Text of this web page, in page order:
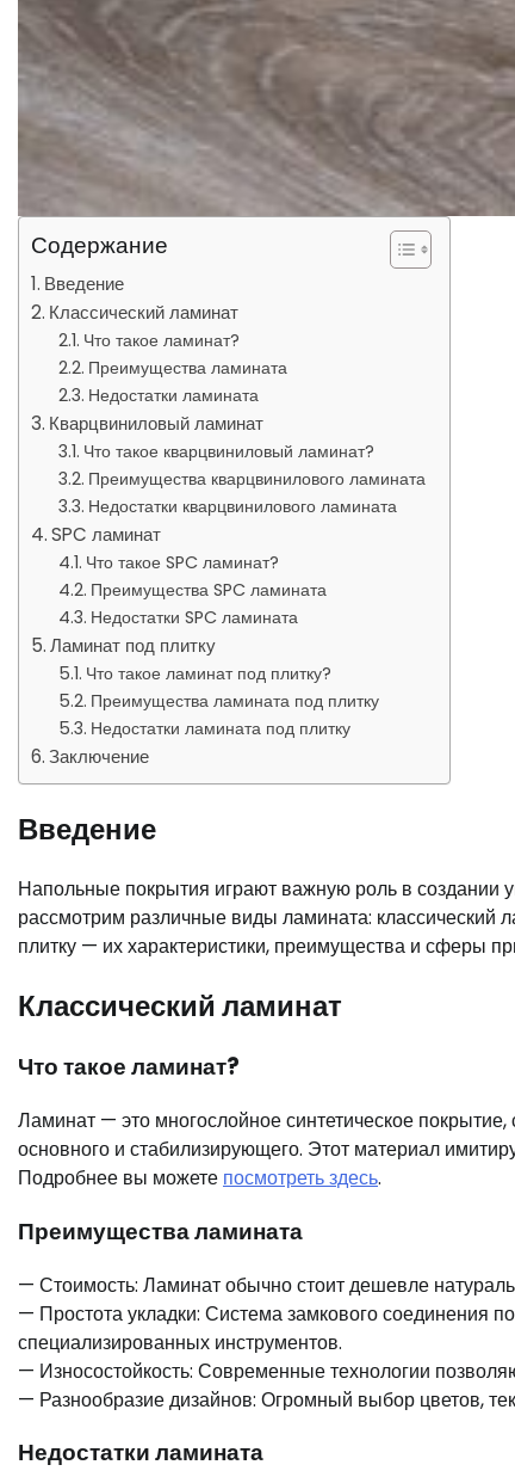
Содержание
Введение
Классический ламинат
Что такое ламинат?
Преимущества ламината
Недостатки ламината
Кварцвиниловый ламинат
Что такое кварцвиниловый ламинат?
Преимущества кварцвинилового ламината
Недостатки кварцвинилового ламината
SPC ламинат
Что такое SPC ламинат?
Преимущества SPC ламината
Недостатки SPC ламината
Ламинат под плитку
Что такое ламинат под плитку?
Преимущества ламината под плитку
Недостатки ламината под плитку
Заключение
Введение
Напольные покрытия играют важную роль в создании
рассмотрим различные виды ламината: классический
плитку — их характеристики, преимущества и сферы
Классический ламинат
Что такое ламинат?
Ламинат — это многослойное синтетическое
основного и стабилизирующего. Этот материал
Подробнее вы можете посмотреть здесь.
Преимущества ламината
— Стоимость: Ламинат обычно стоит дешевле
— Простота укладки: Система замкового соединения
специализированных инструментов.
— Износостойкость: Современные технологии
— Разнообразие дизайнов: Огромный выбор цветов,
Недостатки ламината